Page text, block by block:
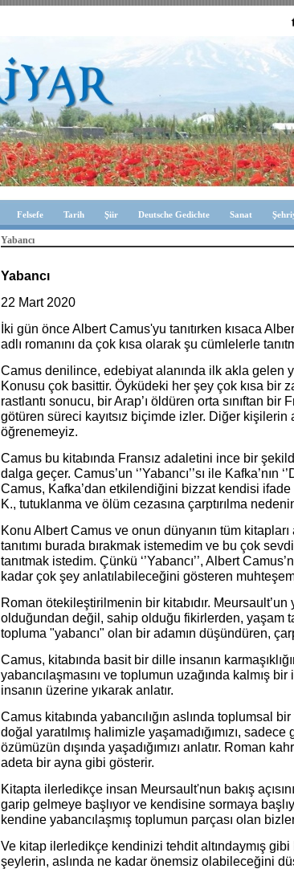
Felsefe Tarih Şiir Deutsche Gedichte Sanat
Yabancı
Yabancı
22 Mart 2020
İki gün önce Albert Camus'yu tanıtırken kısaca
adlı romanını da çok kısa olarak şu cümlelerle
Camus denilince, edebiyat alanında ilk akla gelen
Konusu çok basittir. Öyküdeki her şey çok kısa bir
rastlantı sonucu, bir Arap’ı öldüren orta sınıftan bir
götüren süreci kayıtsız biçimde izler. Diğer kişilerin
öğrenemeyiz.
Camus bu kitabında Fransız adaletini ince bir
dalga geçer. Camus’un ‘’Yabancı’’sı ile Kafka’nın
Camus, Kafka’dan etkilendiğini bizzat kendisi
K., tutuklanma ve ölüm cezasına çarptırılma
Konu Albert Camus ve onun dünyanın tüm kitapları
tanıtımı burada bırakmak istemedim ve bu çok
tanıtmak istedim. Çünkü ‘’Yabancı’’, Albert
kadar çok şey anlatılabileceğini gösteren muhteşem
Roman ötekileştirilmenin bir kitabıdır.
olduğundan değil, sahip olduğu fikirlerden, yaşam
topluma "yabancı" olan bir adamın düşündüren,
Camus, kitabında basit bir dille insanın
yabancılaşmasını ve toplumun uzağında kalmış
insanın üzerine yıkarak anlatır.
Camus kitabında yabancılığın aslında toplumsal
doğal yaratılmış halimizle yaşamadığımızı,
özümüzün dışında yaşadığımızı anlatır. Roman
adeta bir ayna gibi gösterir.
Kitapta ilerledikçe insan Meursault'nun bakış
garip gelmeye başlıyor ve kendisine sormaya
kendine yabancılaşmış toplumun parçası olan
Ve kitap ilerledikçe kendinizi tehdit altındaymış
şeylerin, aslında ne kadar önemsiz olabileceğini